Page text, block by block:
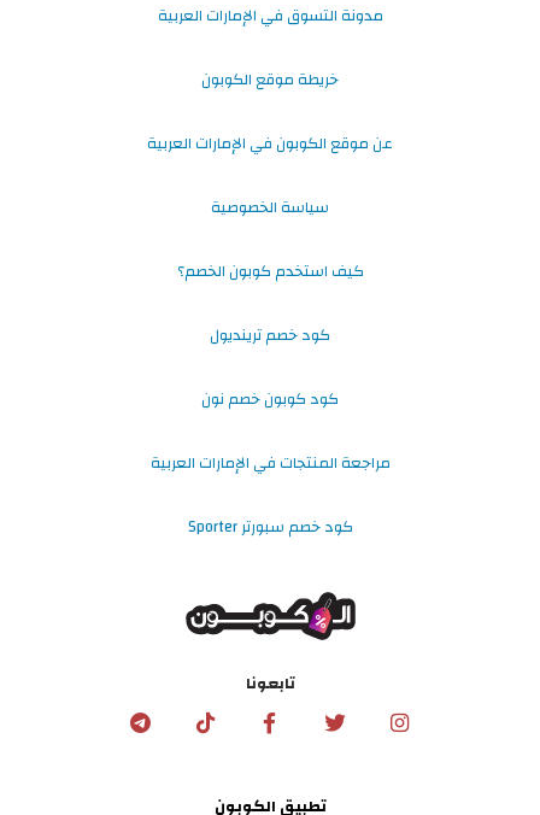
مدونة التسوق في الإمارات العربية
خريطة موقع الكوبون
عن موقع الكوبون في الإمارات العربية
سياسة الخصوصية
كيف استخدم كوبون الخصم؟
كود خصم ترينديول
كود كوبون خصم نون
مراجعة المنتجات في الإمارات العربية
كود خصم سبورتر Sporter
تابعونا
تطبيق الكوبون